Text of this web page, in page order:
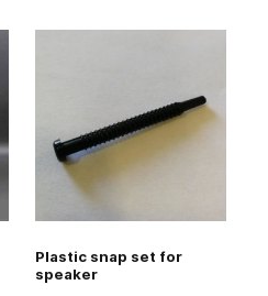
Plastic snap set for
speaker